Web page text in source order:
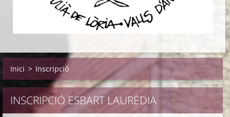
Inici > Inscripció
INSCRIPCIÓ ESBART LAURÈDIA